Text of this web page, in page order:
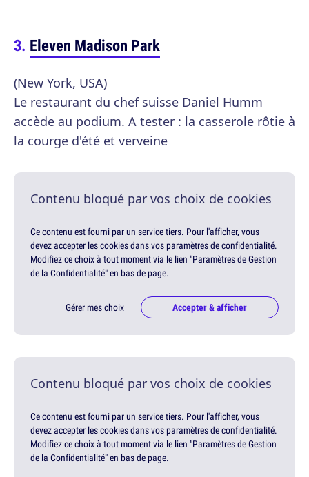
Eleven Madison Park
(New York, USA)
Le restaurant du chef suisse Daniel Humm
accède au podium. A tester : la casserole rôtie à
la courge d'été et verveine
Contenu bloqué par vos choix de cookies
Ce contenu est fourni par un service tiers. Pour l'afficher, vous
devez accepter les cookies dans vos paramètres de confidentialité.
Modifiez ce choix à tout moment via le lien "Paramètres de Gestion
de la Confidentialité" en bas de page.
Gérer mes choix Accepter & afficher
Contenu bloqué par vos choix de cookies
Ce contenu est fourni par un service tiers. Pour l'afficher, vous
devez accepter les cookies dans vos paramètres de confidentialité.
Modifiez ce choix à tout moment via le lien "Paramètres de Gestion
de la Confidentialité" en bas de page.